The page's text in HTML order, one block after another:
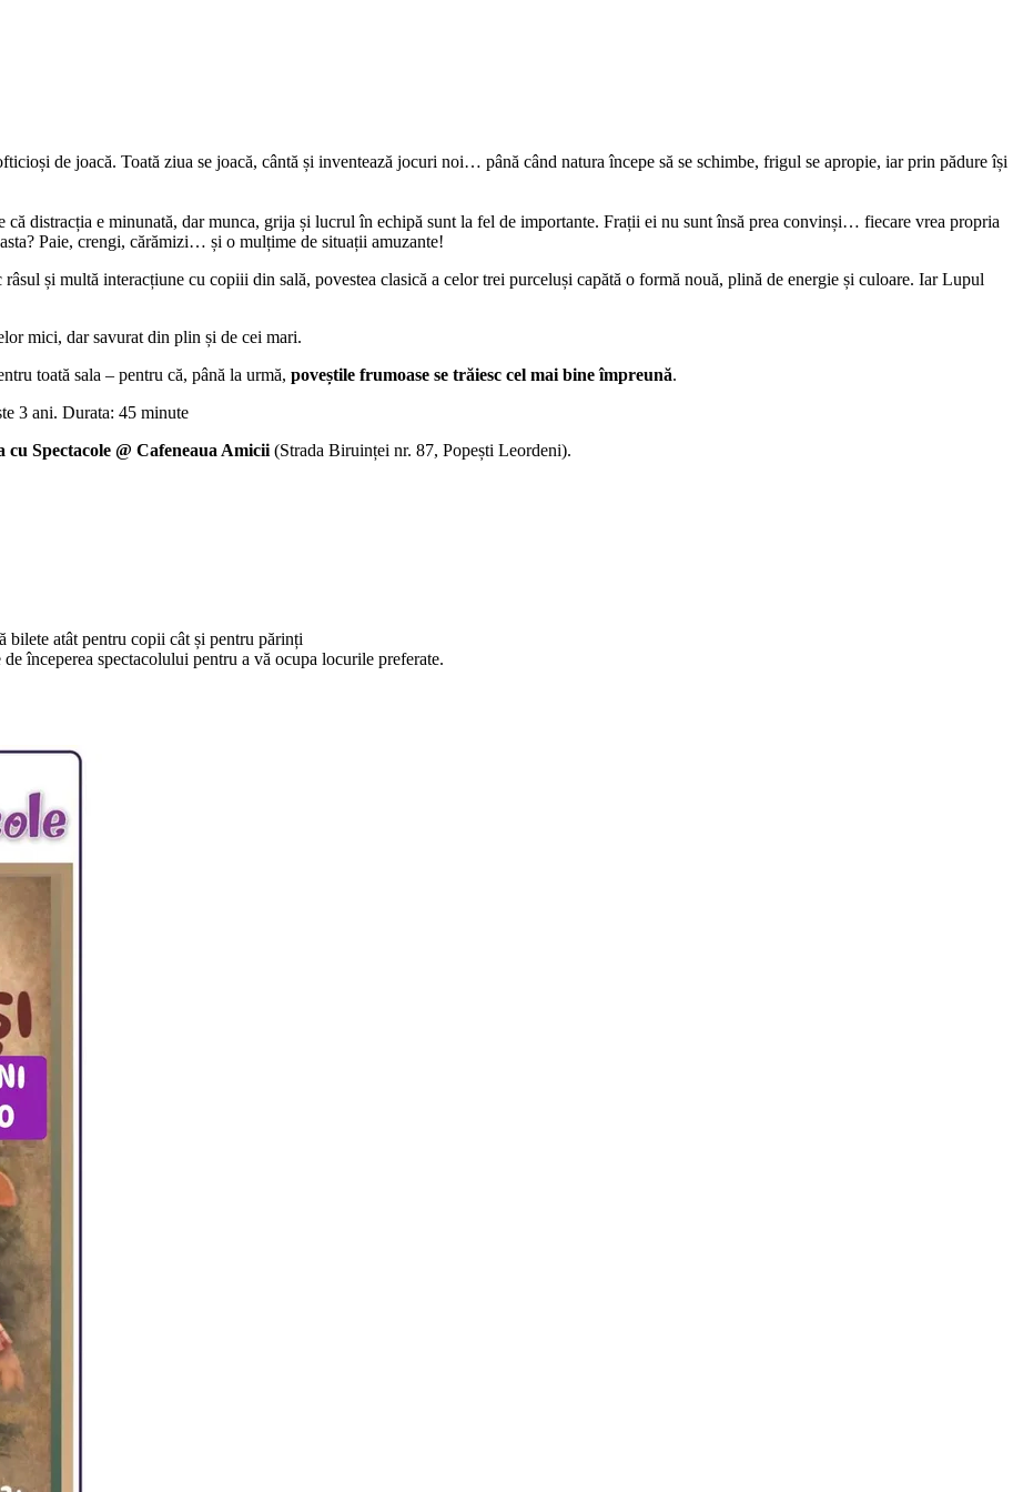
de joacă. Toată ziua se joacă, cântă și inventează jocuri noi… până când natura începe să se schimbe, frigul se apropie, iar prin pădure își
că distracția e minunată, dar munca, grija și lucrul în echipă sunt la fel de importante. Frații ei nu sunt însă prea convinși… fiecare vrea propria
Paie, crengi, cărămizi… și o mulțime de situații amuzante!
râsul și multă interacțiune cu copiii din sală, povestea clasică a celor trei purceluși capătă o formă nouă, plină de energie și culoare. Iar Lupul
mici, dar savurat din plin și de cei mari.
toată sala – pentru că, până la urmă, poveștile frumoase se trăiesc cel mai bine împreună.
3 ani. Durata: 45 minute
cu Spectacole @ Cafeneaua Amicii (Strada Biruinței nr. 87, Popești Leordeni).
bilete atât pentru copii cât și pentru părinți
începerea spectacolului pentru a vă ocupa locurile preferate.